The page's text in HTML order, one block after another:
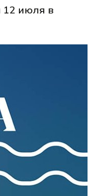
12 июля в